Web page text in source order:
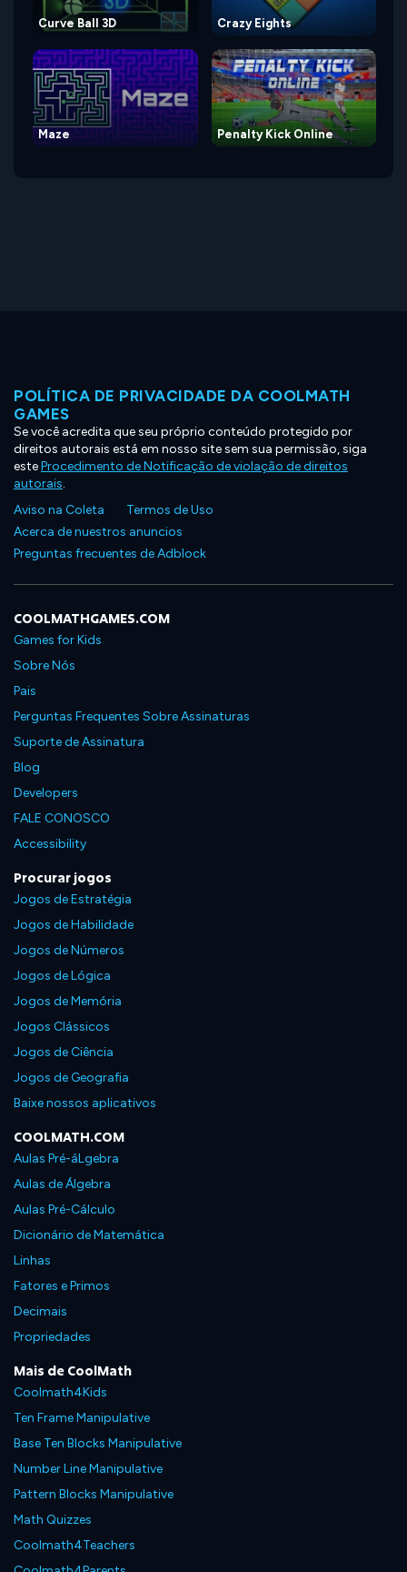
Curve Ball 3D Crazy Eights
Maze Penalty Kick Online
POLÍTICA DE PRIVACIDADE DA COOLMATH
GAMES
Se você acredita que seu próprio conteúdo protegido por
direitos autorais está em nosso site sem sua permissão, siga
esteProcedimento de Notificação de violação de direitos
autorais.
Aviso na Coleta
Termos de Uso
Acerca de nuestros anuncios
Preguntas frecuentes de Adblock
COOLMATHGAMES.COM
Games for Kids
Sobre Nós
Pais
Perguntas Frequentes Sobre Assinaturas
Suporte de Assinatura
Blog
Developers
FALE CONOSCO
Accessibility
Procurar jogos
Jogos de Estratégia
Jogos de Habilidade
Jogos de Números
Jogos de Lógica
Jogos de Memória
Jogos Clássicos
Jogos de Ciência
Jogos de Geografia
Baixe nossos aplicativos
COOLMATH.COM
Aulas Pré-áLgebra
Aulas de Álgebra
Aulas Pré-Cálculo
Dicionário de Matemática
Linhas
Fatores e Primos
Decimais
Propriedades
Mais de CoolMath
Coolmath4Kids
Ten Frame Manipulative
Base Ten Blocks Manipulative
Number Line Manipulative
Pattern Blocks Manipulative
Math Quizzes
Coolmath4Teachers